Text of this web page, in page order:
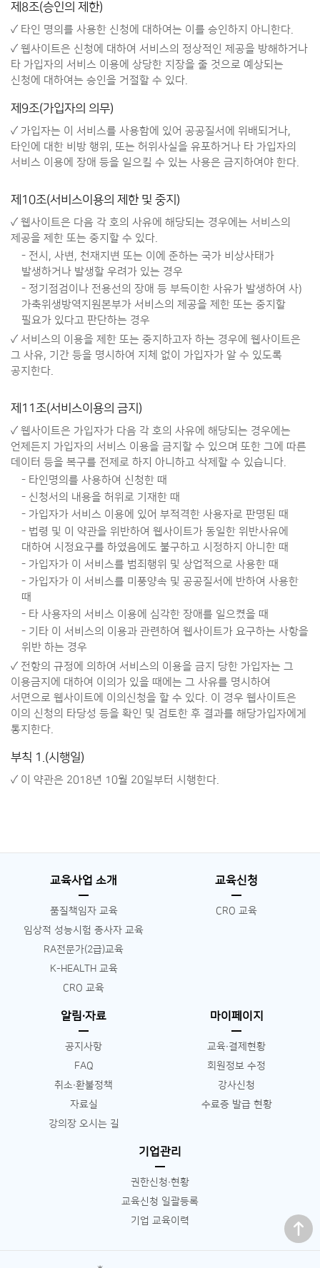
제8조(승인의 제한)
✓ 타인 명의를 사용한 신청에 대하여는 이를 승인하지 아니한다.
✓ 웹사이트은 신청에 대하여 서비스의 정상적인 제공을 방해하거나
타 가입자의 서비스 이용에 상당한 지장을 줄 것으로 예상되는
신청에 대하여는 승인을 거절할 수 있다.
제9조(가입자의 의무)
✓ 가입자는 이 서비스를 사용함에 있어 공공질서에 위배되거나,
타인에 대한 비방 행위, 또는 허위사실을 유포하거나 타 가입자의
서비스 이용에 장애 등을 일으킬 수 있는 사용은 금지하여야 한다.
제10조(서비스이용의 제한 및 중지)
✓ 웹사이트은 다음 각 호의 사유에 해당되는 경우에는 서비스의
제공을 제한 또는 중지할 수 있다.
- 전시, 사변, 천재지변 또는 이에 준하는 국가 비상사태가
발생하거나 발생할 우려가 있는 경우
- 정기점검이나 전용선의 장애 등 부득이한 사유가 발생하여 사)
가축위생방역지원본부가 서비스의 제공을 제한 또는 중지할
필요가 있다고 판단하는 경우
✓ 서비스의 이용을 제한 또는 중지하고자 하는 경우에 웹사이트은
그 사유, 기간 등을 명시하여 지체 없이 가입자가 알 수 있도록
공지한다.
제11조(서비스이용의 금지)
✓ 웹사이트은 가입자가 다음 각 호의 사유에 해당되는 경우에는
언제든지 가입자의 서비스 이용을 금지할 수 있으며 또한 그에 따른
데이터 등을 복구를 전제로 하지 아니하고 삭제할 수 있습니다.
- 타인명의를 사용하여 신청한 때
- 신청서의 내용을 허위로 기재한 때
- 가입자가 서비스 이용에 있어 부적격한 사용자로 판명된 때
- 법령 및 이 약관을 위반하여 웹사이트가 동일한 위반사유에
대하여 시정요구를 하였음에도 불구하고 시정하지 아니한 때
- 가입자가 이 서비스를 범죄행위 및 상업적으로 사용한 때
- 가입자가 이 서비스를 미풍양속 및 공공질서에 반하여 사용한
때
- 타 사용자의 서비스 이용에 심각한 장애를 일으켰을 때
- 기타 이 서비스의 이용과 관련하여 웹사이트가 요구하는 사항을
위반 하는 경우
✓ 전항의 규정에 의하여 서비스의 이용을 금지 당한 가입자는 그
이용금지에 대하여 이의가 있을 때에는 그 사유를 명시하여
서면으로 웹사이트에 이의신청을 할 수 있다. 이 경우 웹사이트은
이의 신청의 타당성 등을 확인 및 검토한 후 결과를 해당가입자에게
통지한다.
부칙 1.(시행일)
✓ 이 약관은 2018년 10월 20일부터 시행한다.
교육사업 소개
품질책임자 교육
임상적 성능시험 종사자 교육
RA전문가(2급)교육
K-HEALTH 교육
CRO 교육
교육신청
CRO 교육
알림∙자료
공지사항
FAQ
취소∙환불정책
자료실
강의장 오시는 길
마이페이지
교육∙결제현황
회원정보 수정
강사신청
수료증 발급 현황
기업관리
권한신청∙현황
교육신청 일괄등록
기업 교육이력
맨 위로